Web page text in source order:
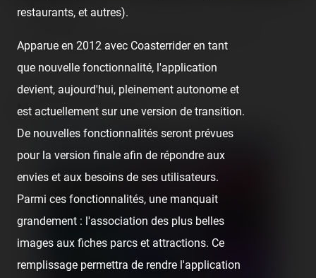
Acromix
testé la Spirolienne située à Acromix, un parc…
Media gallery (30)
restaurants, et autres).
Apparue en 2012 avec Coasterrider en tant
que nouvelle fonctionnalité, l'application
devient, aujourd'hui, pleinement autonome et
est actuellement sur une version de transition.
De nouvelles fonctionnalités seront prévues
pour la version finale afin de répondre aux
envies et aux besoins de ses utilisateurs.
Parmi ces fonctionnalités, une manquait
grandement : l'association des plus belles
images aux fiches parcs et attractions. Ce
remplissage permettra de rendre l'application